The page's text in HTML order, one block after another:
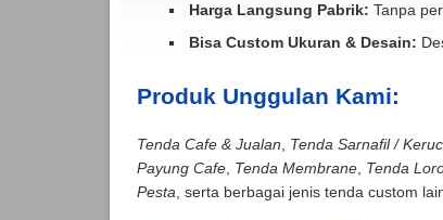
Harga Langsung Pabrik: Tanpa
Bisa Custom Ukuran & Desain:
Produk Unggulan Kami:
Tenda Cafe & Jualan Tenda Sarnafil /
Payung Cafe, Tenda Membrane, Tenda
Pesta , serta berbagai jenis tenda custom